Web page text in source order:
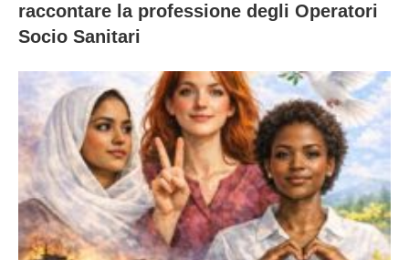
raccontare la professione degli Operatori
Socio Sanitari